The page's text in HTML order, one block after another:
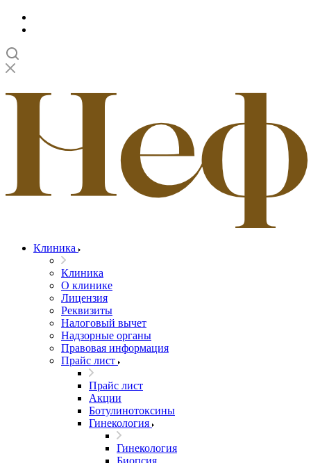
Клиника
Клиника
О клинике
Лицензия
Реквизиты
Налоговый вычет
Надзорные органы
Правовая информация
Прайс лист
Прайс лист
Акции
Ботулинотоксины
Гинекология
Гинекология
Биопсия